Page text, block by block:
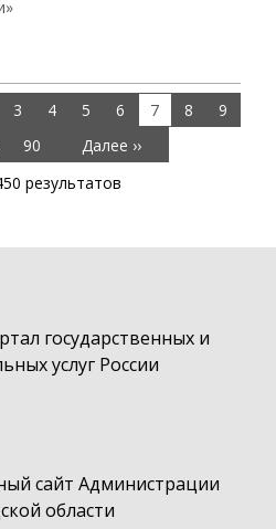
3 4 5 6 7 8
9
90
Далее ››
результатов
государственных и
услуг России
сайт Администрации
области